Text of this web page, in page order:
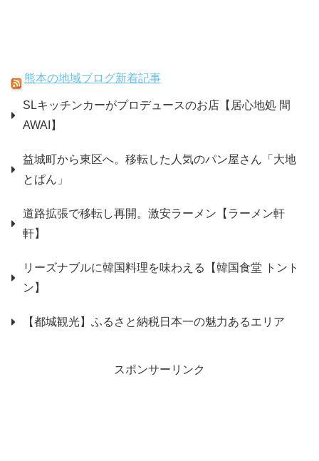
熊本の地域ブログ新着記事
SLキッチンカーがプロデュースのお店【居心地処 間
AWAI】
益城町から東区へ。移転した人気のパン屋さん「大地
とぱん」
道路拡張で移転し再開。激安ラーメン【ラーメン軒
軒】
リーズナブルに韓国料理を味わえる【韓国食堂 トント
ン】
【都城観光】ふるさと納税日本一の魅力あるエリア
スポンサーリンク